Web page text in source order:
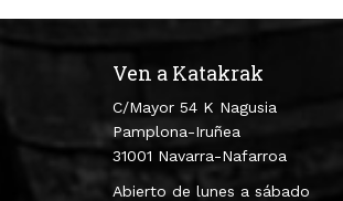
Ven a Katakrak
C/Mayor 54 K Nagusia
Pamplona-Iruñea
31001 Navarra-Nafarroa
Abierto de lunes a sábado